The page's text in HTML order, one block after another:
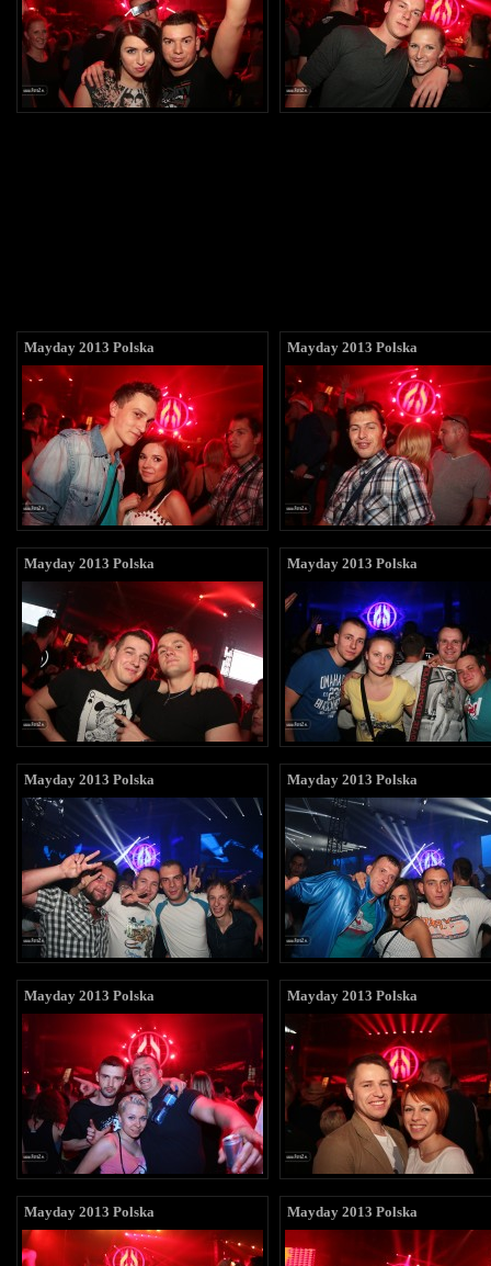
Mayday 2013 Polska Mayday 2013 Polska
Mayday 2013 Polska Mayday 2013 Polska
Mayday 2013 Polska Mayday 2013 Polska
Mayday 2013 Polska Mayday 2013 Polska
Mayday 2013 Polska Mayday 2013 Polska